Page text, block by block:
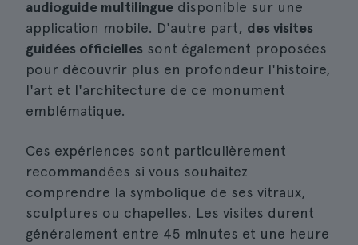
audioguide multilingue disponible sur une
application mobile. D'autre part, des visites
guidées officielles sont également proposées
pour découvrir plus en profondeur l'histoire,
l'art et l'architecture de ce monument
emblématique.
Ces expériences sont particulièrement
recommandées si vous souhaitez
comprendre la symbolique de ses vitraux,
sculptures ou chapelles. Les visites durent
généralement entre 45 minutes et une heure